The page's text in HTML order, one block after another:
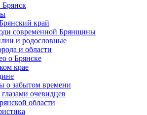
Брянск
край
современной Брянщины
и родословные
и области
о Брянске
крае
о забытом времени
очевидцев
области